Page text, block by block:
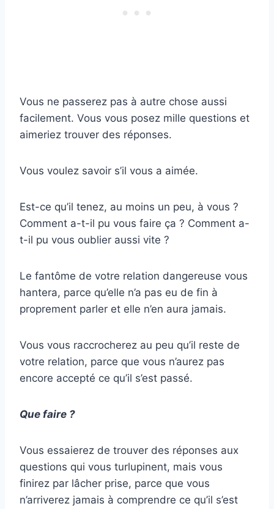
Vous ne passerez pas à autre chose aussi
facilement. Vous vous posez mille questions et
aimeriez trouver des réponses.
Vous voulez savoir s’il vous a aimée.
Est-ce qu’il tenez, au moins un peu, à vous ?
Comment a-t-il pu vous faire ça ? Comment a-
t-il pu vous oublier aussi vite ?
Le fantôme de votre relation dangereuse vous
hantera, parce qu’elle n’a pas eu de fin à
proprement parler et elle n’en aura jamais.
Vous vous raccrocherez au peu qu’il reste de
votre relation, parce que vous n’aurez pas
encore accepté ce qu’il s’est passé.
Que faire ?
Vous essaierez de trouver des réponses aux
questions qui vous turlupinent, mais vous
finirez par lâcher prise, parce que vous
n’arriverez jamais à comprendre ce qu’il s’est